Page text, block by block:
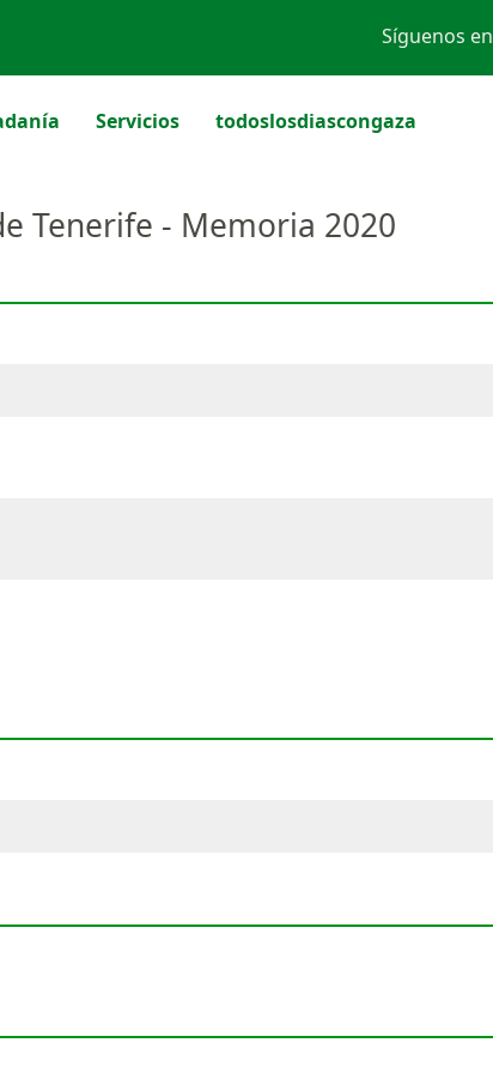
Síguenos en
Servicios
todoslosdiascongaza
Tenerife - Memoria 2020